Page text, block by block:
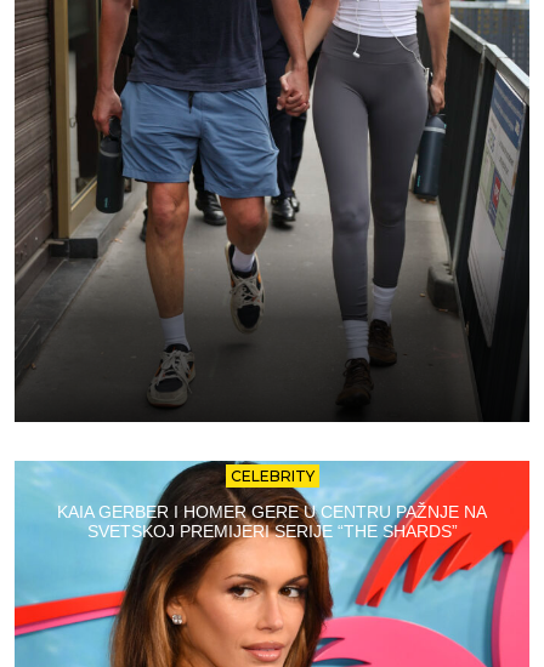
CELEBRITY
KAIA GERBER I HOMER GERE U CENTRU PAŽNJE NA
SVETSKOJ PREMIJERI SERIJE “THE SHARDS”